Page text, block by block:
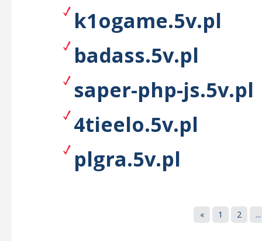
k1ogame.5v.pl
badass.5v.pl
saper-php-js.5v.pl
4tieelo.5v.pl
plgra.5v.pl
« 1 2 ...